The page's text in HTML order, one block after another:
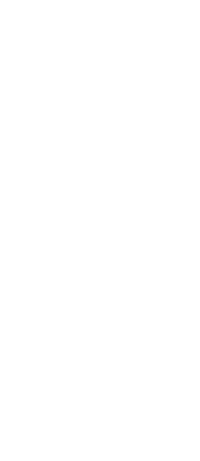
ลองใช้
เพิ่มประสิทธิภาพก
โดยไม่มีค่